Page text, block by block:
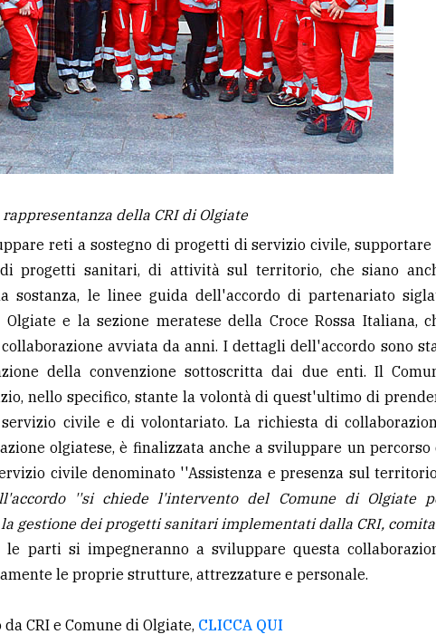
rappresentanza della CRI di Olgiate
reti a sostegno di progetti di servizio civile, supportare
progetti sanitari, di attività sul territorio, che siano
sostanza, le linee guida dell'accordo di partenariato
e la sezione meratese della Croce Rossa Italiana,
avviata da anni. I dettagli dell'accordo sono
della convenzione sottoscritta dai due enti. Il
nello specifico, stante la volontà di quest'ultimo di
civile e di volontariato. La richiesta di
olgiatese, è finalizzata anche a sviluppare un percorso
civile denominato ''Assistenza e presenza sul
''si chiede l'intervento del Comune di Olgiate
gestione dei progetti sanitari implementati dalla CRI,
parti si impegneranno a sviluppare questa
le proprie strutture, attrezzature e personale.
CRI e Comune di Olgiate, CLICCA QUI